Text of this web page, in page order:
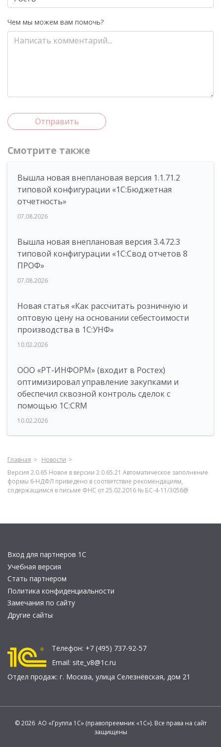
Чем мы можем вам помочь?
Отправить
Смотрите также
Вышла новая внеплановая версия 1.1.71.2
типовой конфигурации «1C:Бюджетная
отчетность»
07.08.2026
Вышла новая внеплановая версия 3.4.72.3
типовой конфигурации «1C:Свод отчетов 8
ПРОФ»
07.08.2026
Новая статья «Как рассчитать розничную и
оптовую цену на основании себестоимости
производства в 1С:УНФ»
10.02.2026
ООО «РТ-ИНФОРМ» (входит в Ростех)
оптимизировал управление закупками и
обеспечил сквозной контроль сделок с
помощью 1С:CRM
10.02.2026
Главная
Новости
Версия 2.0.65 Новое в версии 2.0.65.21 Автоматическое заполнение
формы 6-НДФЛ приведено в соответствие рекомендациям,
содержащимся в письме ФНС от 25.02.2016 № БС-4-11/3058@
Вход для партнеров 1С
Учебная версия
Стать партнером
Политика конфиденциальности
Замечания по сайту
Другие сайты
Телефон: +7 (495) 737-92-57
Email: site_v8@1c.ru
Отдел продаж: г. Москва, улица Селезнёвская, дом 21
© 2026 АО «Группа 1С» (правопреемник «1С»). Все права на сайт
защищены